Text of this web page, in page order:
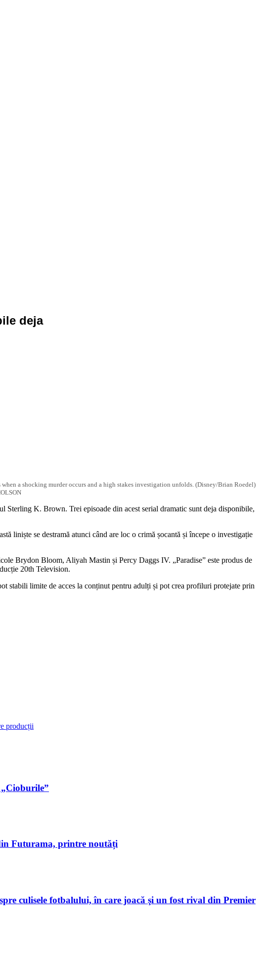
deja
a shocking murder occurs and a high stakes investigation unfolds. (Disney/Brian Roedel)
Sterling K. Brown. Trei episoade din acest serial dramatic sunt deja disponibile,
liniște se destramă atunci când are loc o crimă șocantă și începe o investigație
Brydon Bloom, Aliyah Mastin și Percy Daggs IV. „Paradise” este produs de
20th Television.
stabili limite de acces la conținut pentru adulți și pot crea profiluri protejate prin
producții
Futurama, printre noutăți
culisele fotbalului, în care joacă şi un fost rival din Premier